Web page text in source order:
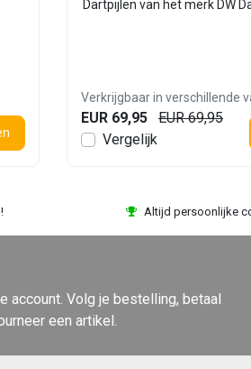
Dartpijlen van het merk DW
Verkrijgbaar in verschillende
EUR 69,95
EUR 69,95
Vergelijk
Altijd persoonlijke
account. Volg je bestelling, betaal
een artikel.